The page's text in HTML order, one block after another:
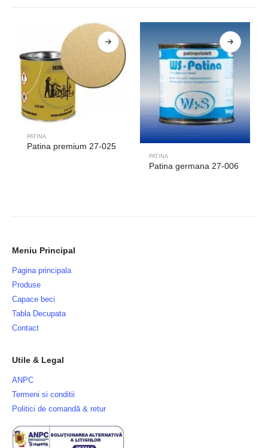
PATINA
Patina premium 27-025
PATINA
Patina germana 27-006
Meniu Principal
Pagina principala
Produse
Capace beci
Tabla Decupata
Contact
Utile & Legal
ANPC
Termeni si conditii
Politici de comandă & retur